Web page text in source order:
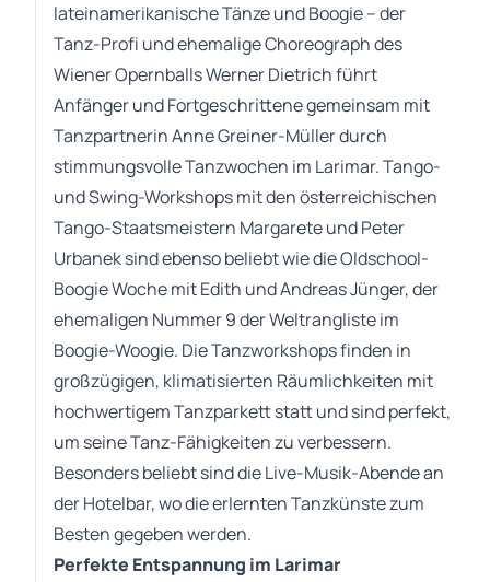
lateinamerikanische Tänze und Boogie – der
Tanz-Profi und ehemalige Choreograph des
Wiener Opernballs Werner Dietrich führt
Anfänger und Fortgeschrittene gemeinsam mit
Tanzpartnerin Anne Greiner-Müller durch
stimmungsvolle Tanzwochen im Larimar. Tango-
und Swing-Workshops mit den österreichischen
Tango-Staatsmeistern Margarete und Peter
Urbanek sind ebenso beliebt wie die Oldschool-
Boogie Woche mit Edith und Andreas Jünger, der
ehemaligen Nummer 9 der Weltrangliste im
Boogie-Woogie. Die Tanzworkshops finden in
großzügigen, klimatisierten Räumlichkeiten mit
hochwertigem Tanzparkett statt und sind perfekt,
um seine Tanz-Fähigkeiten zu verbessern.
Besonders beliebt sind die Live-Musik-Abende an
der Hotelbar, wo die erlernten Tanzkünste zum
Besten gegeben werden.
Perfekte Entspannung im Larimar